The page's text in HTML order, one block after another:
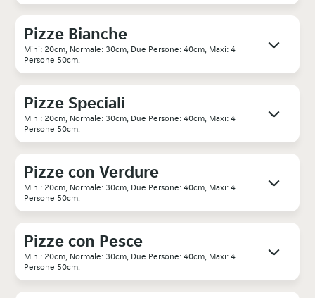
Pizze Bianche
Mini: 20cm, Normale: 30cm, Due Persone: 40cm, Maxi: 4
Persone 50cm.
Pizze Speciali
Mini: 20cm, Normale: 30cm, Due Persone: 40cm, Maxi: 4
Persone 50cm.
Pizze con Verdure
Mini: 20cm, Normale: 30cm, Due Persone: 40cm, Maxi: 4
Persone 50cm.
Pizze con Pesce
Mini: 20cm, Normale: 30cm, Due Persone: 40cm, Maxi: 4
Persone 50cm.